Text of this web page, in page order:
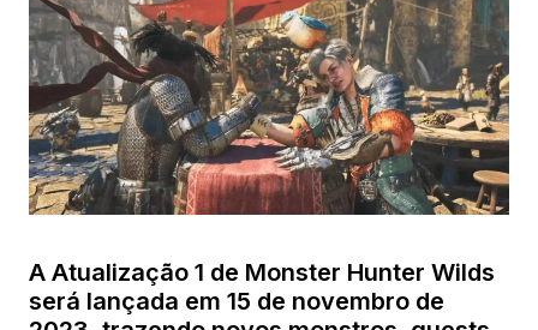
A Atualização 1 de Monster Hunter Wilds
será lançada em 15 de novembro de